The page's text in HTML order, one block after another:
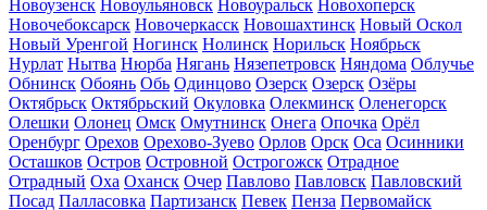
Новоузенск Новоульяновск Новоуральск Новохоперск
Новочебоксарск Новочеркасск Новошахтинск Новый Оскол
Новый Уренгой Ногинск Нолинск Норильск Ноябрьск
Нурлат Нытва Нюрба Нягань Нязепетровск Няндома Облучье
Обнинск Обоянь Обь Одинцово Озерск Озерск Озёры
Октябрьск Октябрьский Окуловка Олекминск Оленегорск
Олешки Олонец Омск Омутнинск Онега Опочка Орёл
Оренбург Орехов Орехово-Зуево Орлов Орск Оса Осинники
Осташков Остров Островной Острогожск Отрадное
Отрадный Оха Оханск Очер Павлово Павловск Павловский
Посад Палласовка Партизанск Певек Пенза Первомайск